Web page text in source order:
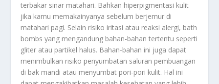
terbakar sinar matahari. Bahkan hiperpigmentasi kulit
jika kamu memakainyanya sebelum berjemur di
matahari pagi. Selain risiko iritasi atau reaksi alergi, bath
bombs yang mengandung bahan-bahan tertentu seperti
gliter atau partikel halus. Bahan-bahan ini juga dapat
menimbulkan risiko penyumbatan saluran pembuangan
di bak mandi atau menyumbat pori-pori kulit. Hal ini